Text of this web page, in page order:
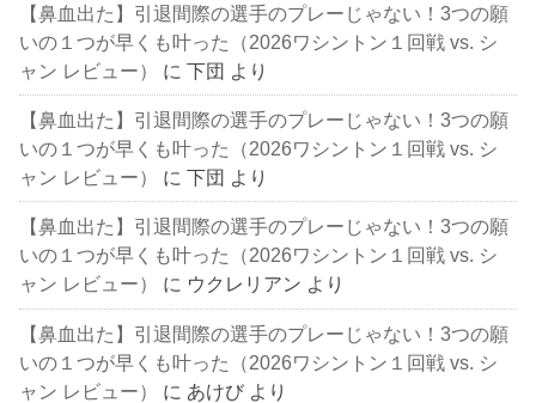
【鼻血出た】引退間際の選手のプレーじゃない！3つの願
いの１つが早くも叶った（2026ワシントン１回戦 vs. シ
ャン レビュー）
に下団 より
【鼻血出た】引退間際の選手のプレーじゃない！3つの願
いの１つが早くも叶った（2026ワシントン１回戦 vs. シ
ャン レビュー）
に下団 より
【鼻血出た】引退間際の選手のプレーじゃない！3つの願
いの１つが早くも叶った（2026ワシントン１回戦 vs. シ
ャン レビュー）
に ウクレリアン より
【鼻血出た】引退間際の選手のプレーじゃない！3つの願
いの１つが早くも叶った（2026ワシントン１回戦 vs. シ
ャン レビュー）
に あけび より